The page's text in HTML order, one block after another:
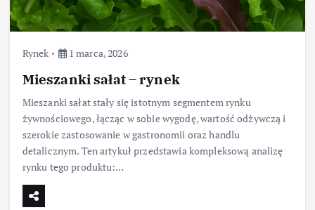
Rynek 1 marca, 2026
Mieszanki sałat – rynek
Mieszanki sałat stały się istotnym segmentem rynku
żywnościowego, łącząc w sobie wygodę, wartość odżywczą i
szerokie zastosowanie w gastronomii oraz handlu
detalicznym. Ten artykuł przedstawia kompleksową analizę
rynku tego produktu:…